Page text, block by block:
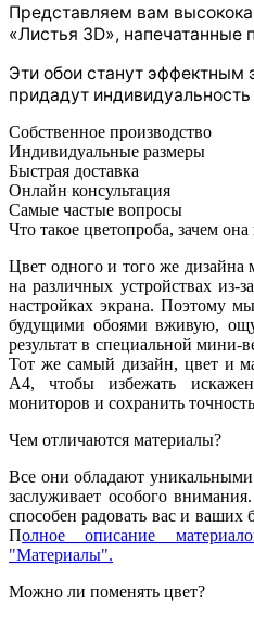
Представляем вам
«Листья 3D», напечатанные
Эти обои станут эффектным
придадут
Собственное производство
Индивидуальные размеры
Быстрая доставка
Онлайн консультация
Самые частые вопросы
Что такое цветопроба, зачем
Цвет одного и того же дизайна
на различных устройствах из-
настройках экрана. Поэтому
будущими обоями вживую,
результат в специальной мини-
Тот же самый дизайн, цвет и
А4, чтобы избежать
мониторов и сохранить
Чем отличаются материалы?
Все они обладают
заслуживает особого
способен радовать вас и ваших
Полное описание
"Материалы".
Можно ли поменять цвет?